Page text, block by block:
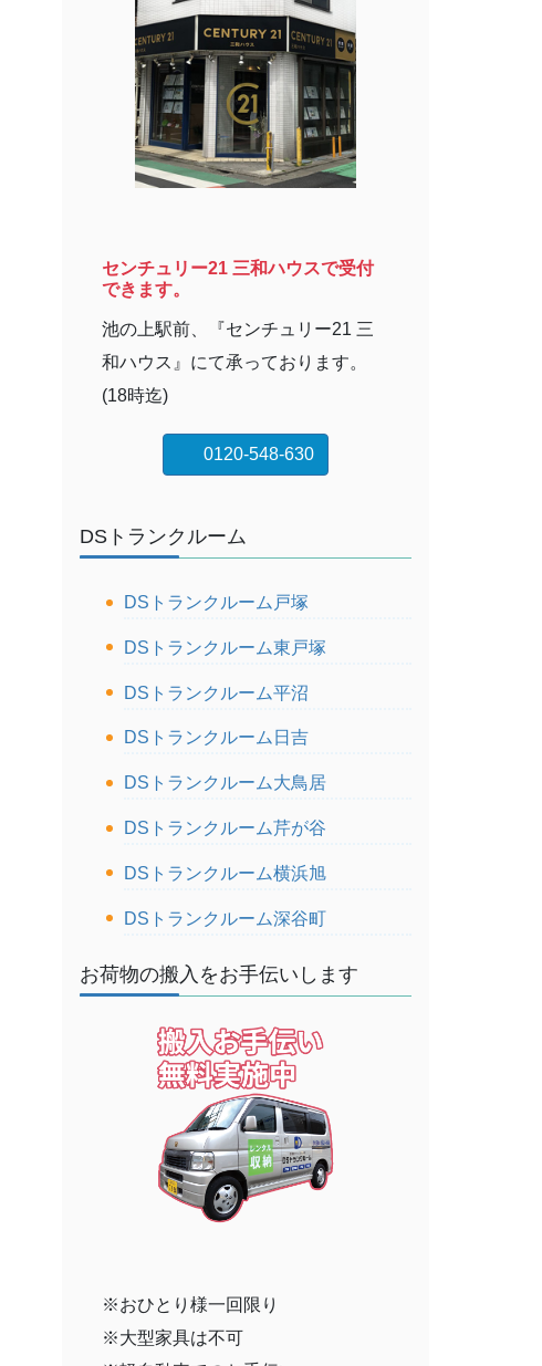
センチュリー21 三和ハウスで受付
できます。
池の上駅前、『センチュリー21 三
和ハウス』にて承っております。
(18時迄)
0120-548-630
DSトランクルーム
DSトランクルーム戸塚
DSトランクルーム東戸塚
DSトランクルーム平沼
DSトランクルーム日吉
DSトランクルーム大鳥居
DSトランクルーム芹が谷
DSトランクルーム横浜旭
DSトランクルーム深谷町
お荷物の搬入をお手伝いします
※おひとり様一回限り
※大型家具は不可